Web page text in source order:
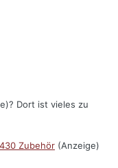
Dort ist vieles zu
Zubehör (Anzeige)